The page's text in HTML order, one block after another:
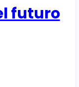
futuro